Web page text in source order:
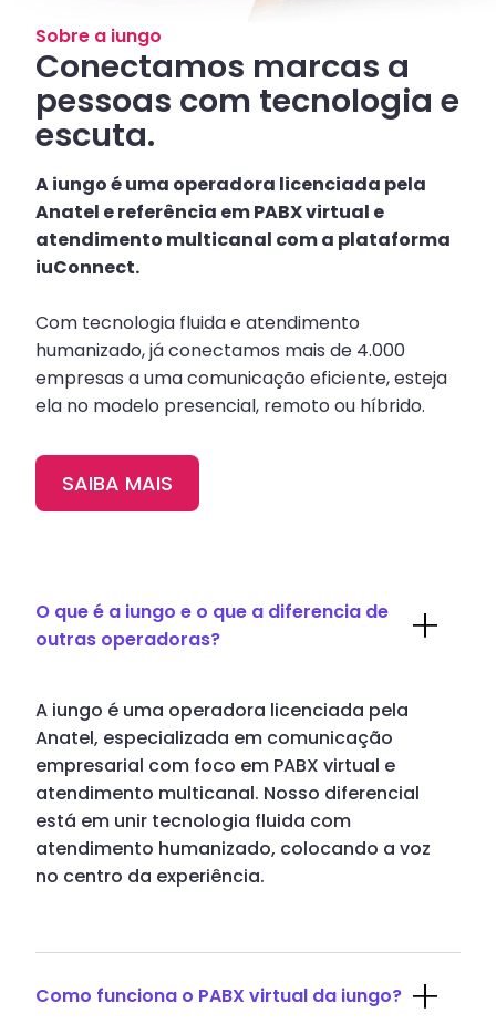
Sobre a iungo
Conectamos marcas a
pessoas com tecnologia e
escuta.
A iungo é uma operadora licenciada pela
Anatel e referência em PABX virtual e
atendimento multicanal com a plataforma
iuConnect.
Com tecnologia fluida e atendimento
humanizado, já conectamos mais de 4.000
empresas a uma comunicação eficiente, esteja
ela no modelo presencial, remoto ou híbrido.
SAIBA MAIS
O que é a iungo e o que a diferencia de
outras operadoras?
A iungo é uma operadora licenciada pela
Anatel, especializada em comunicação
empresarial com foco em PABX virtual e
atendimento multicanal. Nosso diferencial
está em unir tecnologia fluida com
atendimento humanizado, colocando a voz
no centro da experiência.
Como funciona o PABX virtual da iungo?